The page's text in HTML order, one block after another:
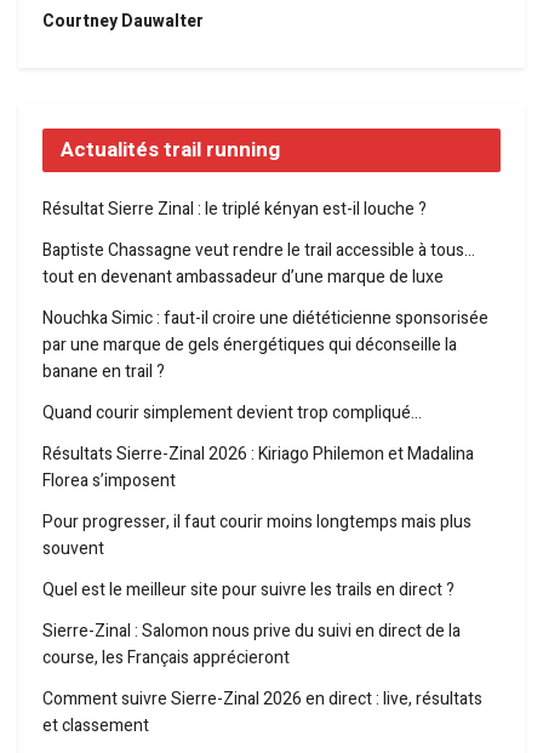
Courtney Dauwalter
Actualités trail running
Résultat Sierre Zinal : le triplé kényan est-il louche ?
Baptiste Chassagne veut rendre le trail accessible à tous…
tout en devenant ambassadeur d’une marque de luxe
Nouchka Simic : faut-il croire une diététicienne sponsorisée
par une marque de gels énergétiques qui déconseille la
banane en trail ?
Quand courir simplement devient trop compliqué…
Résultats Sierre-Zinal 2026 : Kiriago Philemon et Madalina
Florea s’imposent
Pour progresser, il faut courir moins longtemps mais plus
souvent
Quel est le meilleur site pour suivre les trails en direct ?
Sierre-Zinal : Salomon nous prive du suivi en direct de la
course, les Français apprécieront
Comment suivre Sierre-Zinal 2026 en direct : live, résultats
et classement